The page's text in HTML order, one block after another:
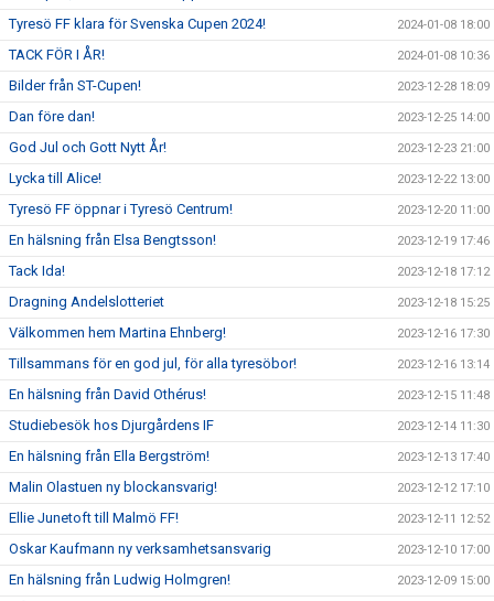
Tyresö FF klara för Svenska Cupen 2024! 2024-01-08 18:00
TACK FÖR I ÅR! 2024-01-08 10:36
Bilder från ST-Cupen! 2023-12-28 18:09
Dan före dan! 2023-12-25 14:00
God Jul och Gott Nytt År! 2023-12-23 21:00
Lycka till Alice! 2023-12-22 13:00
Tyresö FF öppnar i Tyresö Centrum! 2023-12-20 11:00
En hälsning från Elsa Bengtsson! 2023-12-19 17:46
Tack Ida! 2023-12-18 17:12
Dragning Andelslotteriet 2023-12-18 15:25
Välkommen hem Martina Ehnberg! 2023-12-16 17:30
Tillsammans för en god jul, för alla tyresöbor! 2023-12-16 13:14
En hälsning från David Othérus! 2023-12-15 11:48
Studiebesök hos Djurgårdens IF 2023-12-14 11:30
En hälsning från Ella Bergström! 2023-12-13 17:40
Malin Olastuen ny blockansvarig! 2023-12-12 17:10
Ellie Junetoft till Malmö FF! 2023-12-11 12:52
Oskar Kaufmann ny verksamhetsansvarig 2023-12-10 17:00
En hälsning från Ludwig Holmgren! 2023-12-09 15:00